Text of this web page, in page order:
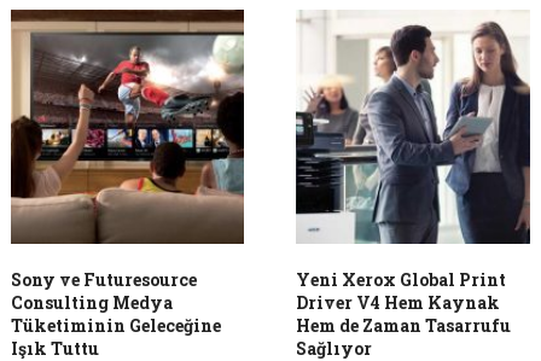
Sony ve Futuresource
Consulting Medya
Tüketiminin Geleceğine
Işık Tuttu
Yeni Xerox Global Print
Driver V4 Hem Kaynak
Hem de Zaman Tasarrufu
Sağlıyor